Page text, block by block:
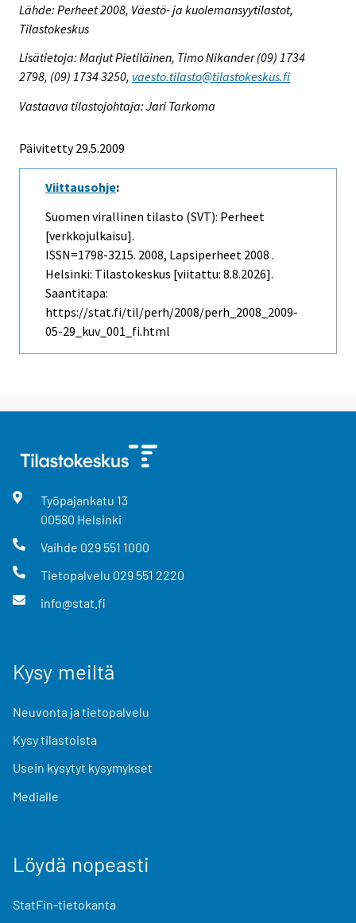
Lähde: Perheet 2008, Väestö- ja kuolemansyytilastot,
Tilastokeskus
Lisätietoja: Marjut Pietiläinen, Timo Nikander (09) 1734
2798, (09) 1734 3250, vaesto.tilasto@tilastokeskus.fi
Vastaava tilastojohtaja: Jari Tarkoma
Päivitetty 29.5.2009
Viittausohje:
Suomen virallinen tilasto (SVT): Perheet
[verkkojulkaisu].
ISSN=1798-3215. 2008, Lapsiperheet 2008 .
Helsinki: Tilastokeskus [viitattu: 8.8.2026].
Saantitapa:
https://stat.fi/til/perh/2008/perh_2008_2009-
05-29_kuv_001_fi.html
Työpajankatu 13
00580 Helsinki
Vaihde 029 551 1000
Tietopalvelu 029 551 2220
info@stat.fi
Kysy meiltä
Neuvonta ja tietopalvelu
Kysy tilastoista
Usein kysytyt kysymykset
Medialle
Löydä nopeasti
StatFin-tietokanta